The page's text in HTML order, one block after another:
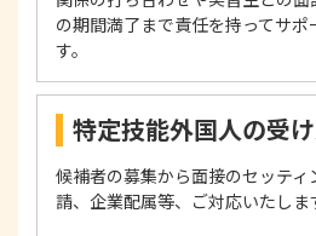
の期間満了まで責任を持ってサ
す。
特定技能外国人の受
候補者の募集から面接のセッティ
請、企業配属等、ご対応いたしま